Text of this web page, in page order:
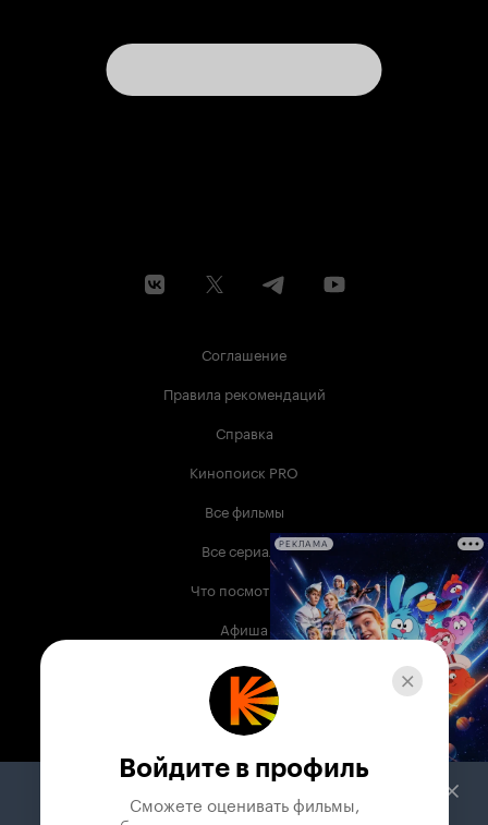
Соглашение
Правила рекомендаций
Справка
Кинопоиск PRO
Все фильмы
Все сериалы
Что посмотреть
Афиша
Музыка
Телепрограмма
Служба поддержки
РЕКЛАМА
Войдите в профиль
Сможете оценивать фильмы,